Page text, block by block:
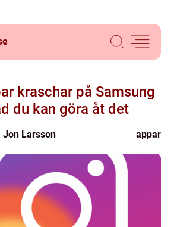
kraschar på Samsung
du kan göra åt det
Jon Larsson appar